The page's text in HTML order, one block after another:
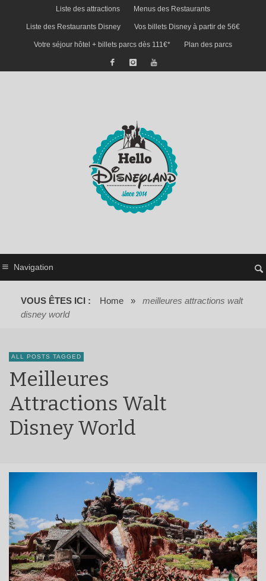
Liste des attractions Menus des Restaurants
Liste des Restaurants Disney Vos billets Disney à partir de 56€
Votre séjour hôtel + billets parcs dès 111€* Plan des parcs
Navigation
VOUS ÊTES ICI : Home »
meilleures attractions walt
disney world
ALL POSTS TAGGED
Meilleures
Attractions Walt
Disney World